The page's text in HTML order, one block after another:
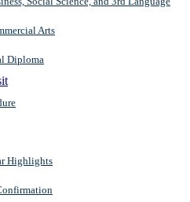
Arts
Diploma
Highlights